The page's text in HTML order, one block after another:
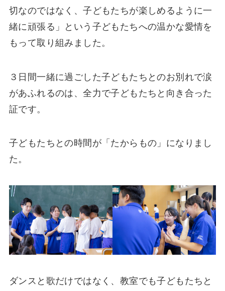
切なのではなく、子どもたちが楽しめるように一
緒に頑張る」という子どもたちへの温かな愛情を
もって取り組みました。
３日間一緒に過ごした子どもたちとのお別れで涙
があふれるのは、全力で子どもたちと向き合った
証です。
子どもたちとの時間が「たからもの」になりまし
た。
ダンスと歌だけではなく、教室でも子どもたちと